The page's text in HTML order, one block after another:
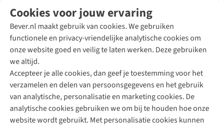
Cookies voor jouw ervaring
Bever.nl maakt gebruik van cookies. We gebruiken
functionele en privacy-vriendelijke analytische cookies om
onze website goed en veilig te laten werken. Deze gebruiken
we altijd.
Accepteer je alle cookies, dan geef je toestemming voor het
verzamelen en delen van persoonsgegevens en het gebruik
van analytische, personalisatie en marketing cookies. De
analytische cookies gebruiken we om bij te houden hoe onze
website wordt gebruikt. Met personalisatie cookies kunnen
Direct advies van een Buitenexpert
+31 (0)85 888 50 88
+31 6 12 28 49 80
Contactformulier